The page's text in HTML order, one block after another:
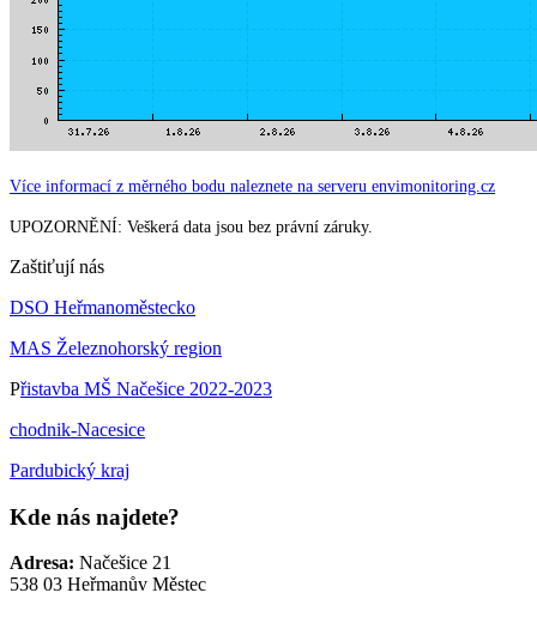
Více informací z měrného bodu naleznete na serveru envimonitoring.cz
UPOZORNĚNÍ: Veškerá data jsou bez právní záruky.
Zaštiťují nás
DSO Heřmanoměstecko
MAS Železnohorský region
Přistavba MŠ Načešice 2022-2023
chodnik-Nacesice
Pardubický kraj
Kde nás najdete?
Adresa: Načešice 21
538 03 Heřmanův Městec